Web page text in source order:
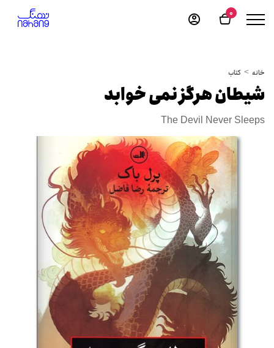
0
خانه کتاب
شیطان هرگز نمی خوابد
The Devil Never Sleeps